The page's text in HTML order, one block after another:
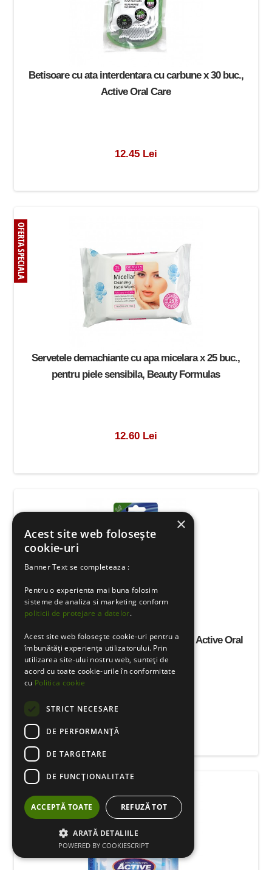
Betisoare cu ata interdentara cu carbune x 30 buc.,
Active Oral Care
12.45 Lei
Servetele demachiante cu apa micelara x 25 buc.,
pentru piele sensibila, Beauty Formulas
12.60 Lei
Periuta interdentara cu 10 microcapete Active Oral
Care
×
Acest site web folosește
cookie-uri
Banner Text se completeaza :
Pentru o experienta mai buna folosim
sisteme de analiza si marketing conform
politicii de protejare a datelor.
Acest site web folosește cookie-uri pentru a
îmbunătăți experiența utilizatorului. Prin
utilizarea site-ului nostru web, sunteți de
acord cu toate cookie-urile în conformitate
cu Politica cookie
STRICT NECESARE
DE PERFORMANȚĂ
DE TARGETARE
DE FUNCŢIONALITATE
ACCEPTĂ TOATE REFUZĂ TOT
ARATĂ DETALIILE
POWERED BY COOKIESCRIPT